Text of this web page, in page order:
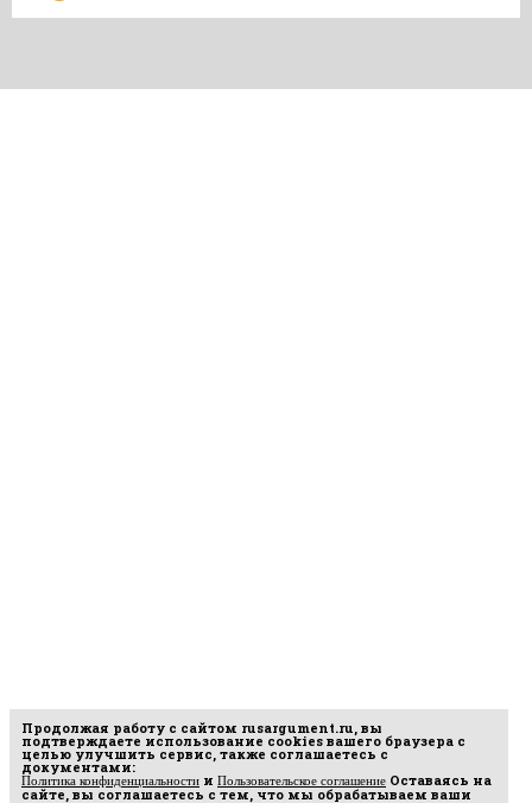
Продолжая работу с сайтом rusargument.ru, вы
подтверждаете использование cookies вашего браузера с
целью улучшить сервис, также соглашаетесь с
документами:
Политика конфиденциальности и Пользовательское соглашение Оставаясь на
сайте, вы соглашаетесь с тем, что мы обрабатываем ваши